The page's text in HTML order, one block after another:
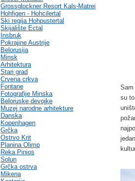
Grossglockner Resort Kals-Matrei
Hohfigen - Hohcilertal
Ski regija Hohpustertal
Skijalište Ectal
Insbruk
Pokrajine Austrije
Belorusija
Minsk
Arhitektura
Stari grad
Crvena crkva
Fontane
Fotografije Minska
Beloruske devojke
Muzej narodne arhitekture
Danska
Kopenhagen
Grčka
Ostrvo Krit
Planina Olimp
Reka Pinios
Solun
Grčka ostrva
Mikena
Sam
su